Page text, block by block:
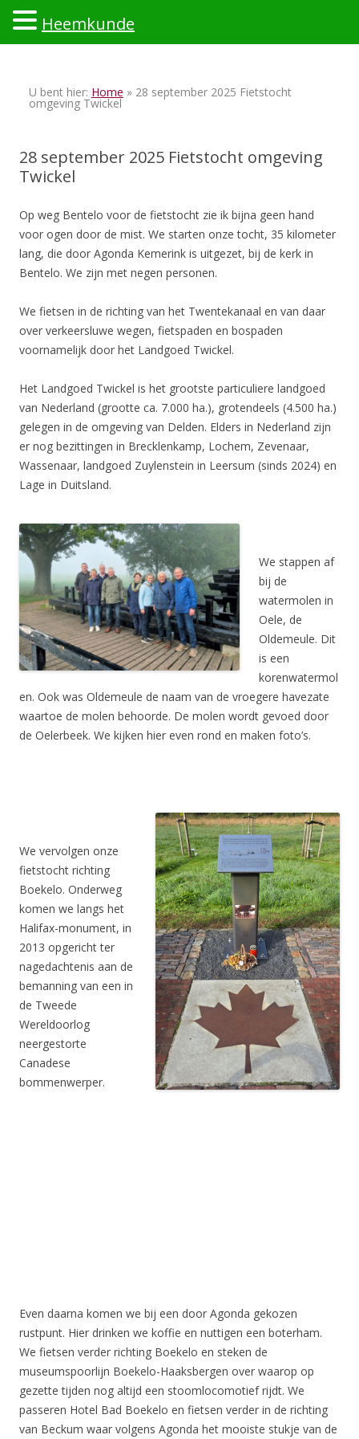
U bent hier: Home » 28 september 2025 Fietstocht
omgeving Twickel
28 september 2025 Fietstocht omgeving
Twickel
Op weg Bentelo voor de fietstocht zie ik bijna geen hand
voor ogen door de mist. We starten onze tocht, 35 kilometer
lang, die door Agonda Kemerink is uitgezet, bij de kerk in
Bentelo. We zijn met negen personen.
We fietsen in de richting van het Twentekanaal en van daar
over verkeersluwe wegen, fietspaden en bospaden
voornamelijk door het Landgoed Twickel.
Het Landgoed Twickel is het grootste particuliere landgoed
van Nederland (grootte ca. 7.000 ha.), grotendeels (4.500 ha.)
gelegen in de omgeving van Delden. Elders in Nederland zijn
er nog bezittingen in Brecklenkamp, Lochem, Zevenaar,
Wassenaar, landgoed Zuylenstein in Leersum (sinds 2024) en
Lage in Duitsland.
We stappen af
bij de
watermolen in
Oele, de
Oldemeule. Dit
is een
korenwatermol
en. Ook was Oldemeule de naam van de vroegere havezate
waartoe de molen behoorde. De molen wordt gevoed door
de Oelerbeek. We kijken hier even rond en maken foto’s.
We vervolgen onze
fietstocht richting
Boekelo. Onderweg
komen we langs het
Halifax-monument, in
2013 opgericht ter
nagedachtenis aan de
bemanning van een in
de Tweede
Wereldoorlog
neergestorte
Canadese
bommenwerper.
Even daarna komen we bij een door Agonda gekozen
rustpunt. Hier drinken we koffie en nuttigen een boterham.
We fietsen verder richting Boekelo en steken de
museumspoorlijn Boekelo-Haaksbergen over waarop op
gezette tijden nog altijd een stoomlocomotief rijdt. We
passeren Hotel Bad Boekelo en fietsen verder in de richting
van Beckum waar volgens Agonda het mooiste stukje van de
Heemkunde